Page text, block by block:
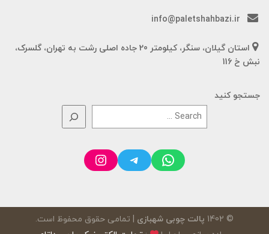
info@paletshahbazi.ir
استان گیلان، سنگر، کیلومتر 20 جاده اصلی رشت به تهران، گلسرک،
نبش خ 116
جستجو کنید
WhatsApp
Telegram
Instagram
© 1402 پالت چوبی شهبازی | تمامی حقوق محفوظ است.